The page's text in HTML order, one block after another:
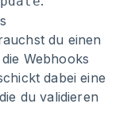
du einen
Webhooks
dabei eine
du validieren